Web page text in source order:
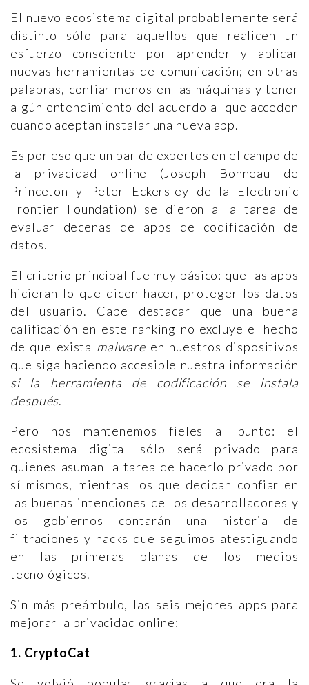
El nuevo ecosistema digital probablemente será
distinto sólo para aquellos que realicen un
esfuerzo consciente por aprender y aplicar
nuevas herramientas de comunicación; en otras
palabras, confiar menos en las máquinas y tener
algún entendimiento del acuerdo al que acceden
cuando aceptan instalar una nueva app.
Es por eso que un par de expertos en el campo de
la privacidad online (Joseph Bonneau de
Princeton y Peter Eckersley de la Electronic
Frontier Foundation) se dieron a la tarea de
evaluar decenas de apps de codificación de
datos.
El criterio principal fue muy básico: que las apps
hicieran lo que dicen hacer, proteger los datos
del usuario. Cabe destacar que una buena
calificación en este ranking no excluye el hecho
de que exista malware en nuestros dispositivos
que siga haciendo accesible nuestra información
si la herramienta de codificación se instala
después.
Pero nos mantenemos fieles al punto: el
ecosistema digital sólo será privado para
quienes asuman la tarea de hacerlo privado por
sí mismos, mientras los que decidan confiar en
las buenas intenciones de los desarrolladores y
los gobiernos contarán una historia de
filtraciones y hacks que seguimos atestiguando
en las primeras planas de los medios
tecnológicos.
Sin más preámbulo, las seis mejores apps para
mejorar la privacidad online:
1. CryptoCat